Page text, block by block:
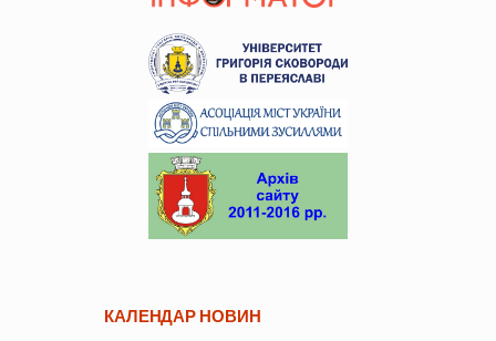
КАЛЕНДАР НОВИН